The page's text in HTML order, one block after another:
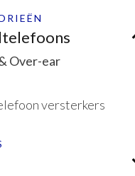
Over-ear
versterkers